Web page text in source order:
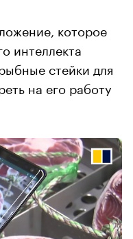
которое
интеллекта
стейки для
на его работу